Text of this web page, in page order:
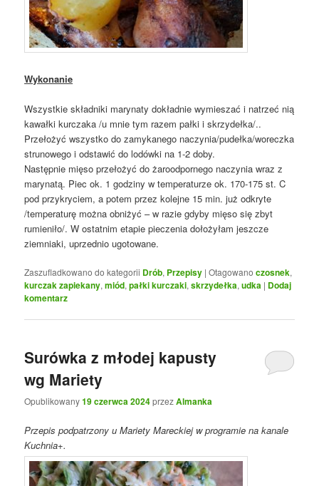
Wykonanie
Wszystkie składniki marynaty dokładnie wymieszać i natrzeć nią
kawałki kurczaka /u mnie tym razem pałki i skrzydełka/..
Przełożyć wszystko do zamykanego naczynia/pudełka/woreczka
strunowego i odstawić do lodówki na 1-2 doby.
Następnie mięso przełożyć do żaroodpornego naczynia wraz z
marynatą. Piec ok. 1 godziny w temperaturze ok. 170-175 st. C
pod przykryciem, a potem przez kolejne 15 min. już odkryte
/temperaturę można obniżyć – w razie gdyby mięso się zbyt
rumieniło/. W ostatnim etapie pieczenia dołożyłam jeszcze
ziemniaki, uprzednio ugotowane.
Zaszufladkowano do kategorii Drób, Przepisy |Otagowano czosnek,
kurczak zapiekany,miód,pałki kurczaki,skrzydełka,udka | Dodaj
komentarz
Surówka z młodej kapusty
wg Mariety
Opublikowany19 czerwca 2024przezAlmanka
Przepis podpatrzony u Mariety Mareckiej w programie na kanale
Kuchnia+.